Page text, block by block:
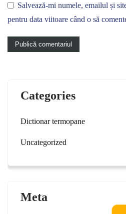
Salvează-mi numele, emailul și
pentru data viitoare când o să
Categories
Dictionar termopane
Uncategorized
Meta